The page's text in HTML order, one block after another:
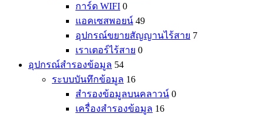
การ์ด WIFI 0
แอคเซสพอยน์ 49
อุปกรณ์ขยายสัญญานไร้สาย 7
เราเตอร์ไร้สาย 0
อุปกรณ์สำรองข้อมูล 54
ระบบบันทึกข้อมูล 16
สำรองข้อมูลบนคลาวน์ 0
เครื่องสำรองข้อมูล 16